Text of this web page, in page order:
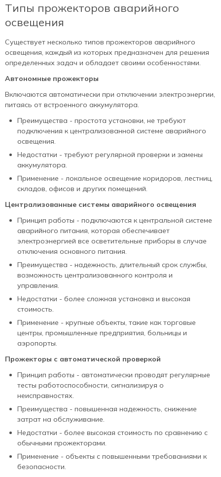
Типы прожекторов аварийного
освещения
Существует несколько типов прожекторов аварийного
освещения, каждый из которых предназначен для решения
определенных задач и обладает своими особенностями.
Автономные прожекторы
Включаются автоматически при отключении электроэнергии,
питаясь от встроенного аккумулятора.
Преимущества - простота установки, не требуют
подключения к централизованной системе аварийного
освещения.
Недостатки - требуют регулярной проверки и замены
аккумулятора.
Применение - локальное освещение коридоров, лестниц,
складов, офисов и других помещений.
Централизованные системы аварийного освещения
Принцип работы - подключаются к центральной системе
аварийного питания, которая обеспечивает
электроэнергией все осветительные приборы в случае
отключения основного питания.
Преимущества - надежность, длительный срок службы,
возможность централизованного контроля и
управления.
Недостатки - более сложная установка и высокая
стоимость.
Применение - крупные объекты, такие как торговые
центры, промышленные предприятия, больницы и
аэропорты.
Прожекторы с автоматической проверкой
Принцип работы - автоматически проводят регулярные
тесты работоспособности, сигнализируя о
неисправностях.
Преимущества - повышенная надежность, снижение
затрат на обслуживание.
Недостатки - более высокая стоимость по сравнению с
обычными прожекторами.
Применение - объекты с повышенными требованиями к
безопасности.